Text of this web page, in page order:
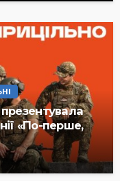
«По-перше,